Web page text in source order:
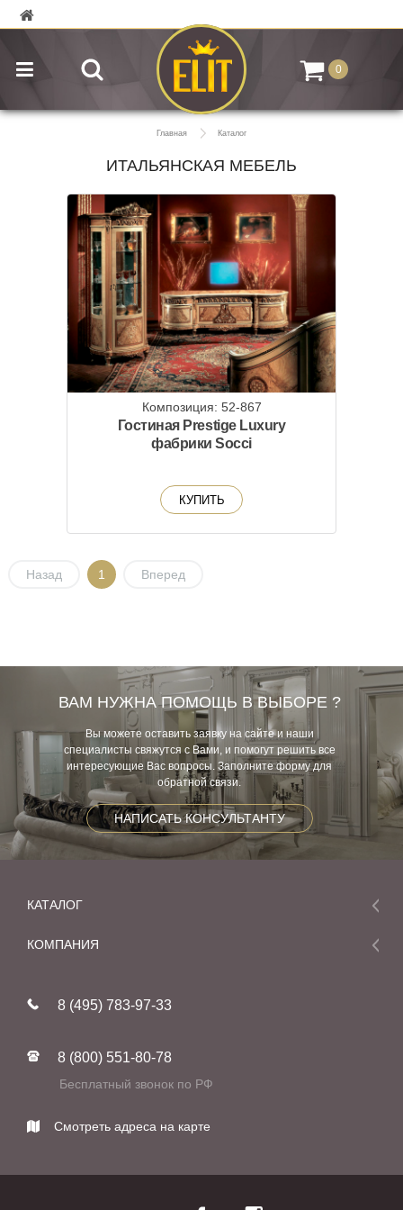
0
Главная Каталог
ИТАЛЬЯНСКАЯ МЕБЕЛЬ
Композиция: 52-867
Гостиная Prestige Luxury
фабрики Socci
КУПИТЬ
Назад 1 Вперед
ВАМ НУЖНА ПОМОЩЬ В ВЫБОРЕ ?
Вы можете оставить заявку на сайте и наши
специалисты свяжутся с Вами, и помогут решить все
интересующие Вас вопросы. Заполните форму для
обратной связи.
НАПИСАТЬ КОНСУЛЬТАНТУ
КАТАЛОГ
Мебель
Фабрики
КОМПАНИЯ
Реставрация
Контакты
8 (495) 783-97-33
8 (800) 551-80-78
Бесплатный звонок по РФ
Смотреть адреса на карте